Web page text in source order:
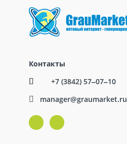
Контакты
+7 (3842) 57‒07‒10
manager@graumarket.ru